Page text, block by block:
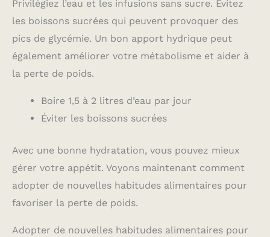
Privilégiez l’eau et les infusions sans sucre. Évitez
les boissons sucrées qui peuvent provoquer des
pics de glycémie. Un bon apport hydrique peut
également améliorer votre métabolisme et aider à
la perte de poids.
Boire 1,5 à 2 litres d’eau par jour
Éviter les boissons sucrées
Avec une bonne hydratation, vous pouvez mieux
gérer votre appétit. Voyons maintenant comment
adopter de nouvelles habitudes alimentaires pour
favoriser la perte de poids.
Adopter de nouvelles habitudes alimentaires pour